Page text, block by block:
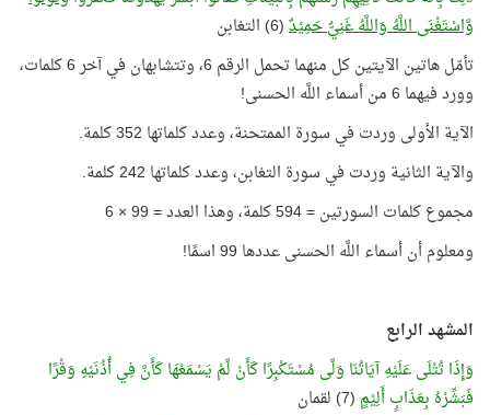
وَّاسْتَغْنَى اللَّهُ وَاللَّهُ غَنِيٌّ حَمِيْدٌ(6) التغابن
تأمّل هاتين الآيتين كل منهما تحمل الرقم 6، وتتشابهان في آخر 6 كلمات،
وورد فيهما 6 من أسماء اللَّه الحسنى!
الآية الأولى وردت في سورة الممتحنة، وعدد كلماتها 352 كلمة.
والآية الثانية وردت في سورة التغابن، وعدد كلماتها 242 كلمة.
مجموع كلمات السورتين = 594 كلمة، وهذا العدد = 99 × 6
ومعلوم أن أسماء اللَّه الحسنى عددها 99 اسمًا!
المشهد الرابع
وَإِذَا تُتْلَى عَلَيْهِ آيَاتُنَا وَلَّى مُسْتَكْبِرًا كَأَنْ لَّمْ يَسْمَعْهَا كَأَنَّ فِي أُذُنَيْهِ وَقْرًا
فَبَشِّرْهُ بِعَذَابٍ أَلِيْمٍ (7) لقمان